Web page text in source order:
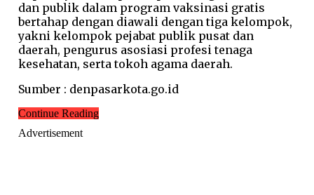
dan publik dalam program vaksinasi gratis
bertahap dengan diawali dengan tiga kelompok,
yakni kelompok pejabat publik pusat dan
daerah, pengurus asosiasi profesi tenaga
kesehatan, serta tokoh agama daerah.
Sumber : denpasarkota.go.id
Continue Reading
Advertisement